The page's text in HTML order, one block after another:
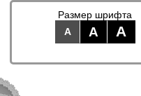
Размер шрифта
A
A A